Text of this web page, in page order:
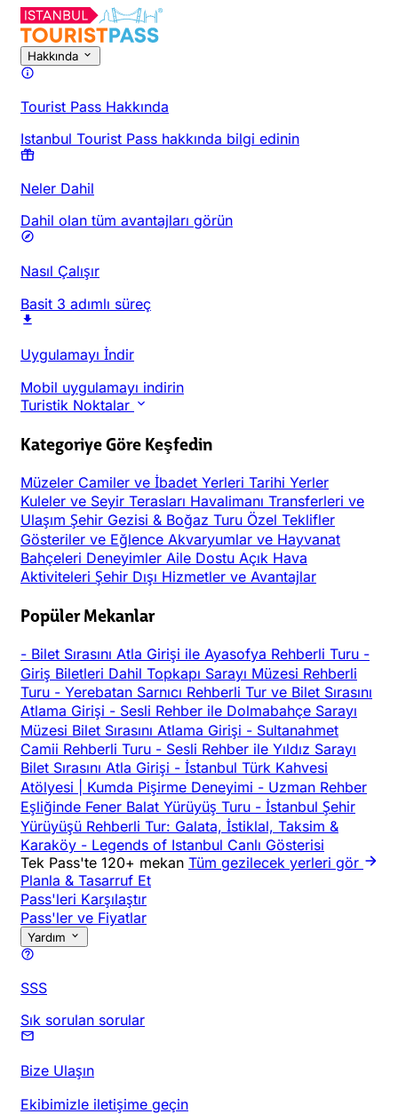
Hakkında
Tourist Pass Hakkında
Istanbul Tourist Pass hakkında bilgi edinin
Neler Dahil
Dahil olan tüm avantajları görün
Nasıl Çalışır
Basit 3 adımlı süreç
Uygulamayı İndir
Mobil uygulamayı indirin
Turistik Noktalar
Kategoriye Göre Keşfedin
Müzeler Camiler ve İbadet Yerleri Tarihi Yerler
Kuleler ve Seyir Terasları Havalimanı Transferleri ve
Ulaşım Şehir Gezisi & Boğaz Turu Özel Teklifler
Gösteriler ve Eğlence Akvaryumlar ve Hayvanat
Bahçeleri Deneyimler Aile Dostu Açık Hava
Aktiviteleri Şehir Dışı Hizmetler ve Avantajlar
Popüler Mekanlar
- Bilet Sırasını Atla Girişi ile Ayasofya Rehberli Turu -
Giriş Biletleri Dahil Topkapı Sarayı Müzesi Rehberli
Turu - Yerebatan Sarnıcı Rehberli Tur ve Bilet Sırasını
Atlama Girişi - Sesli Rehber ile Dolmabahçe Sarayı
Müzesi Bilet Sırasını Atlama Girişi - Sultanahmet
Camii Rehberli Turu - Sesli Rehber ile Yıldız Sarayı
Bilet Sırasını Atla Girişi - İstanbul Türk Kahvesi
Atölyesi | Kumda Pişirme Deneyimi - Uzman Rehber
Eşliğinde Fener Balat Yürüyüş Turu - İstanbul Şehir
Yürüyüşü Rehberli Tur: Galata, İstiklal, Taksim &
Karaköy - Legends of Istanbul Canlı Gösterisi
Tek Pass'te 120+ mekan Tüm gezilecek yerleri gör
Planla & Tasarruf Et
Pass'leri Karşılaştır
Pass'ler ve Fiyatlar
Yardım
SSS
Sık sorulan sorular
Bize Ulaşın
Ekibimizle iletişime geçin